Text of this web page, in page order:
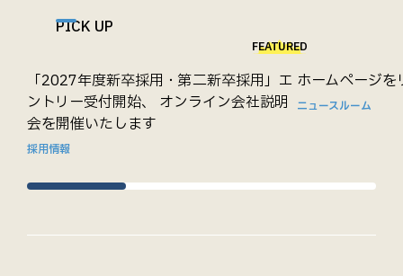
PICK UP
FEATURED
「2027年度新卒採用・第二新卒採用」エ
ントリー受付開始、 オンライン会社説明
会を開催いたします
採用情報
ホームページ
ニュースルーム